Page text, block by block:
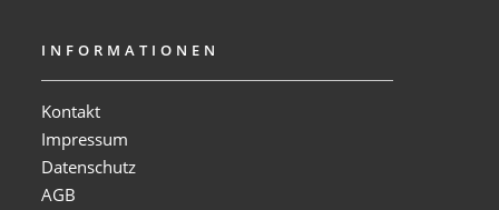
INFORMATIONEN
Kontakt
Impressum
Datenschutz
AGB